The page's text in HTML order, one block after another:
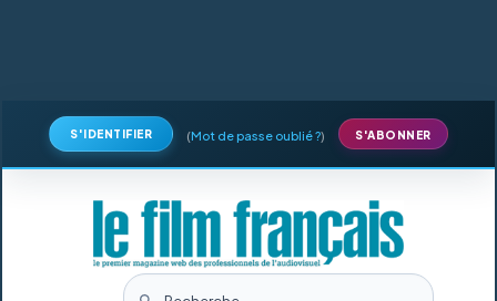
S'IDENTIFIER (Mot de passe oublié ?) S'ABONNER